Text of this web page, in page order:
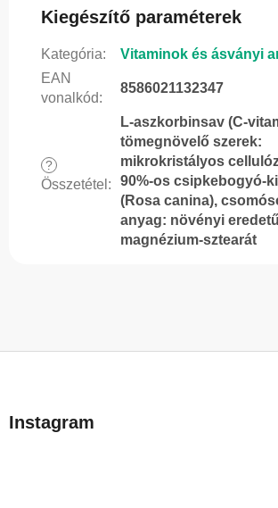
Kiegészítő paraméterek
Kategória:
Vitaminok és ásványi
EAN
vonalkód:
8586021132347
?
Összetétel :
L-aszkorbinsav (C-
tömegnövelő szerek:
mikrokristályos
90%-os csipkebogyó-
(Rosa canina),
anyag: növényi eredetű
magnézium-sztearát
bInstagram